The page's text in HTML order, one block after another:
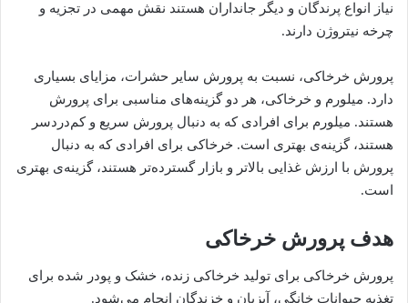
نیاز انواع پرندگان و دیگر جانداران هستند نقش مهمی در تجزیه و
چرخه نیتروژن دارند.
پرورش خرخاکی، نسبت به پرورش سایر حشرات، مزایای بسیاری
دارد. میلورم و خرخاکی، هر دو گزینه‌های مناسبی برای پرورش
هستند. میلورم برای افرادی که به دنبال پرورش سریع و کم‌دردسر
هستند، گزینه‌ی بهتری است. خرخاکی برای افرادی که به دنبال
پرورش با ارزش غذایی بالاتر و بازار گسترده‌تر هستند، گزینه‌ی بهتری
است.
هدف پرورش خرخاکی
پرورش خرخاکی برای تولید خرخاکی زنده، خشک و پودر شده برای
تغذیه حیوانات خانگی، آبزیان و خزندگان انجام می‌شود.